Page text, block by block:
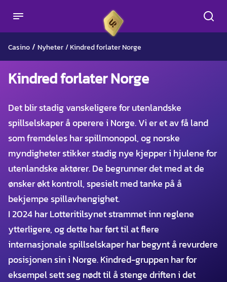
Casino/ Nyheter/Kindred forlater Norge
Kindred forlater Norge
Det blir stadig vanskeligere for utenlandske
spillselskaper å operere i Norge. Vi er et av få land
som fremdeles har spillmonopol, og norske
myndigheter stikker stadig nye kjepper i hjulene for
utenlandske aktører. De begrunner det med at de
ønsker økt kontroll, spesielt med tanke på å
bekjempe spillavhengighet.
I 2024 har Lotteritilsynet strammet inn reglene
ytterligere, og dette har ført til at flere
internasjonale spillselskaper har begynt å revurdere
posisjonen sin i Norge. Kindred-gruppen har for
eksempel sett seg nødt til å stenge driften i det